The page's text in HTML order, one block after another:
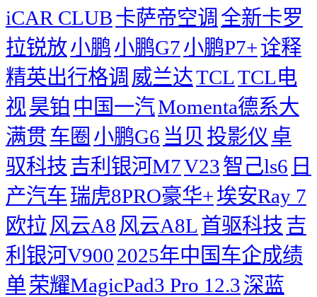
iCAR CLUB卡萨帝空调 全新卡罗
拉锐放小鹏小鹏G7小鹏P7+诠释
精英出行格调 威兰达TCLTCL电
视昊铂 中国一汽Momenta德系大
满贯车圈 小鹏G6 当贝 投影仪 卓
驭科技吉利银河M7V23智己ls6 日
产汽车瑞虎8PRO豪华+埃安Ray 7
欧拉 风云A8 风云A8L 首驱科技吉
利银河V9002025年中国车企成绩
单荣耀MagicPad3 Pro 12.3深蓝